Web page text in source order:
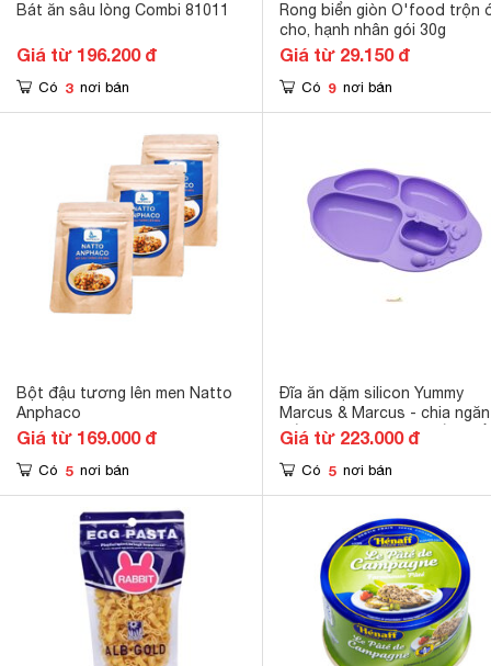
Bát ăn sâu lòng Combi 81011
Giá từ 196.200 đ
Có 3 nơi bán
Rong biển giòn O'food trộn
cho, hạnh nhân gói 30g
Giá từ 29.150 đ
Có 9 nơi bán
Bột đậu tương lên men Natto
Anphaco
Giá từ 169.000 đ
Có 5 nơi bán
Đĩa ăn dặm silicon Yummy
Marcus & Marcus - chia
đế hút chân không chống đổ
Giá từ 223.000 đ
Có 5 nơi bán